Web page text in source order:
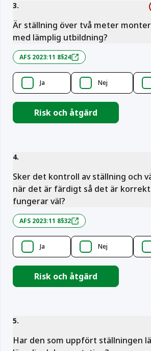
3.
Är ställning över två meter
med lämplig utbildning?
AFS 2023:11 8§24
Ja Nej
Risk och åtgärd
4.
Sker det kontroll av ställning och
när det är färdigt så det är
fungerar väl?
AFS 2023:11 8§32
Ja Nej
Risk och åtgärd
5.
Har den som uppfört ställningen